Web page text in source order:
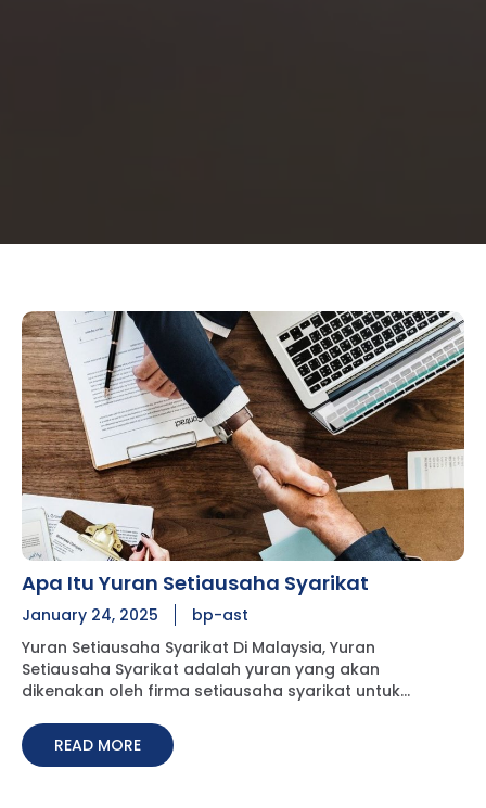
Apa Itu Yuran Setiausaha Syarikat
January 24, 2025
bp-ast
Yuran Setiausaha Syarikat Di Malaysia, Yuran
Setiausaha Syarikat adalah yuran yang akan
dikenakan oleh firma setiausaha syarikat untuk
ia boleh dikenakan secara bulanan, suku tahunan atau
tahunan. Secara umumnya, yuran ini dikenakan ke atas
READ MORE